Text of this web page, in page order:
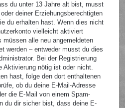
du unter 13 Jahre alt bist, musst
deiner Erziehungsberechtigten
du erhalten hast. Wenn dies nicht
vielleicht aktiviert
müssen alle neu angemeldeten
werden – entweder musst du dies
Bei der Registrierung
Aktivierung nötig ist oder nicht.
hast, folge den dort enthaltenen
ob du deine E-Mail-Adresse
die E-Mail von einem Spam-
du dir sicher bist, dass deine E-